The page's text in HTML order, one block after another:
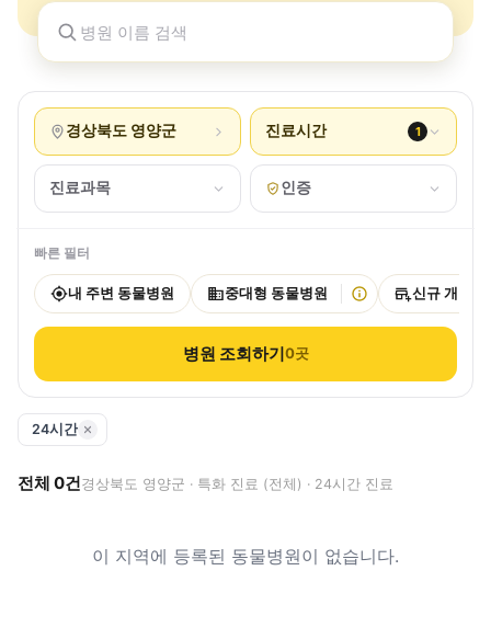
경상북도 영양군 진료시간 1
진료과목 인증
빠른 필터
내 주변 동물병원 중대형 동물병원 신규 개원
병원 조회하기0곳
24시간
전체 0건경상북도 영양군 · 특화 진료 (전체) · 24시간 진료
이 지역에 등록된 동물병원이 없습니다.